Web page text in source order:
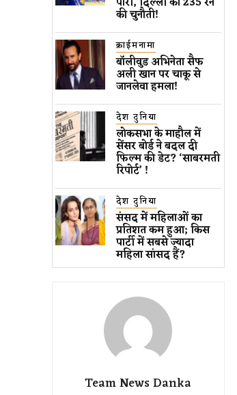
की चुनौती!
क्राईमनामा
बॉलीवुड​ अभिनेता सैफ
अली खान पर चाकू से ​
जानलेवा हमला​!
देश दुनिया
लोकसभा के माहौल में
सेंसर बोर्ड ने बदल दी
फिल्म की डेट? ‘साबरमती
रिपोर्ट’ !
देश दुनिया
संसद में महिलाओं का
प्रतिशत कम ​हुआ​; किस
पार्टी में सबसे ज्यादा
महिला सांसद हैं?
Team News Danka